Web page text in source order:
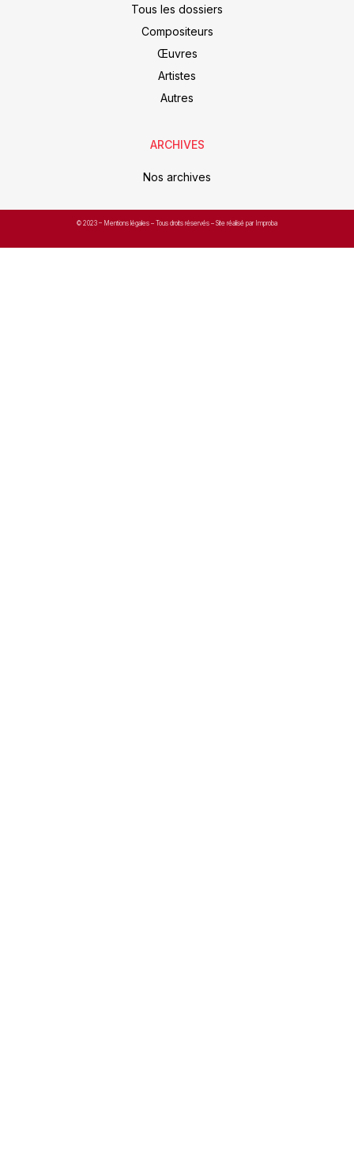
Tous les dossiers
Compositeurs
Œuvres
Artistes
Autres
ARCHIVES
Nos archives
© 2023 – Mentions légales – Tous droits réservés – Site réalisé par Improba